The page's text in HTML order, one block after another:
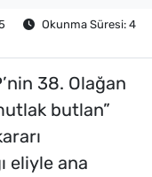
Okunma Süresi: 4
38. Olağan
butlan”
eliyle ana